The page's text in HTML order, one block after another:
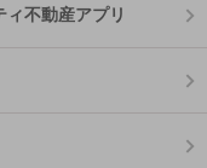
ィ不動産アプリ